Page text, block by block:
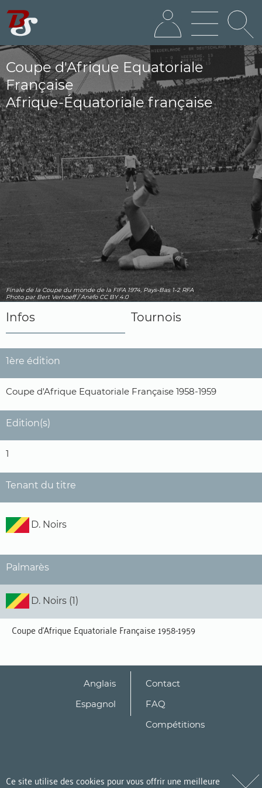
Coupe d'Afrique Equatoriale
Française
Afrique-Équatoriale française
Finale de la Coupe du monde de la FIFA 1974, Pays-Bas 1-2 RFA
Photopar Bert Verhoeff / Anefo CC BY 4.0
Infos Tournois
1ère édition
Coupe d'Afrique Equatoriale Française 1958-1959
Edition(s)
1
Tenant du titre
D. Noirs
Palmarès
D. Noirs (1)
Coupe d'Afrique Equatoriale Française 1958-1959
Anglais
Espagnol
Contact
FAQ
Compétitions
Ce site utilise des cookies pour vous offrir une meilleure